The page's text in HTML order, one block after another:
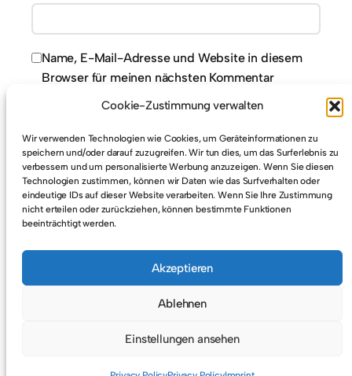
Cookie-Zustimmung verwalten
Wir verwenden Technologien wie Cookies, um Geräteinformationen zu
speichern und/oder darauf zuzugreifen. Wir tun dies, um das Surferlebnis zu
verbessern und um personalisierte Werbung anzuzeigen. Wenn Sie diesen
Technologien zustimmen, können wir Daten wie das Surfverhalten oder
eindeutige IDs auf dieser Website verarbeiten. Wenn Sie Ihre Zustimmung
nicht erteilen oder zurückziehen, können bestimmte Funktionen
beeinträchtigt werden.
Akzeptieren
Ablehnen
Einstellungen ansehen
Name, E-Mail-Adresse und Website in diesem
Browser für meinen nächsten Kommentar
Unlocking the Potential of ChatGPT Rich